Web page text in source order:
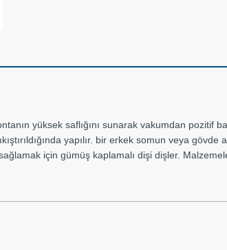
yüksek saflığını sunarak vakumdan pozitif
yapılır. bir erkek somun veya
için gümüş kaplamalı dişi dişler.